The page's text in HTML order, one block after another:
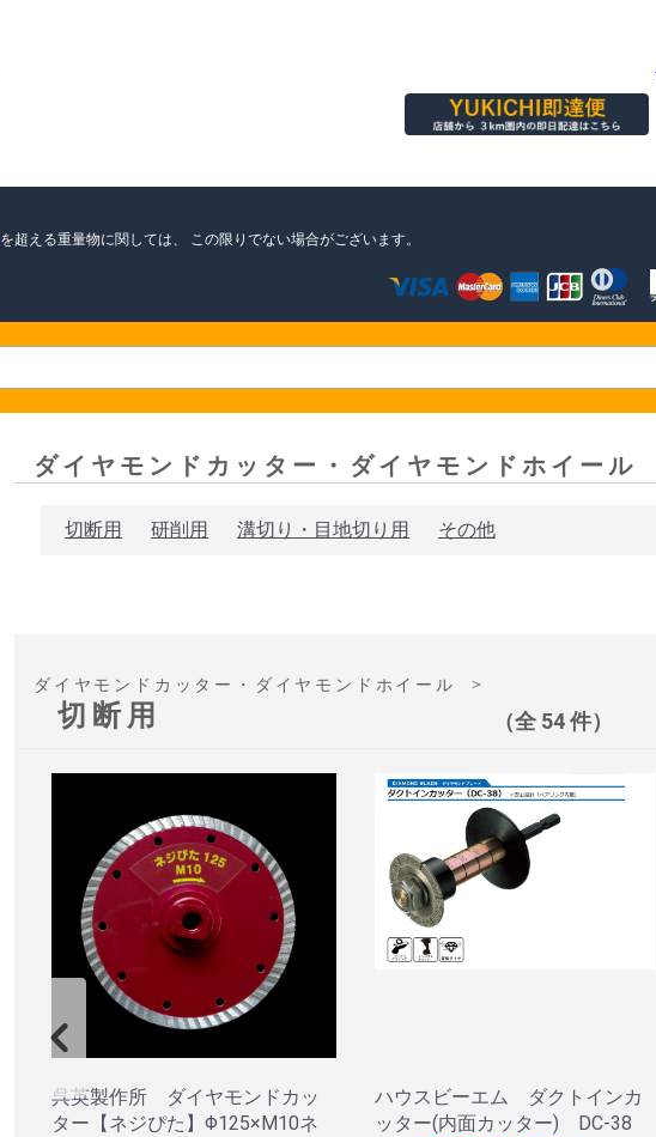
を超える重量物に関しては、 この限りでない場合がございます。
ダイヤモンドカッター・ダイヤモンドホイール
切断用 研削用 溝切り・目地切り用 その他
ダイヤモンドカッター・ダイヤモンドホイール ＞
切断用 （全 54 件）
呉英製作所 ダイヤモンドカッ
ター【ネジぴた】Φ125×M10ネ
ハウスビーエム ダクトインカ
ッター(内面カッター) DC-38